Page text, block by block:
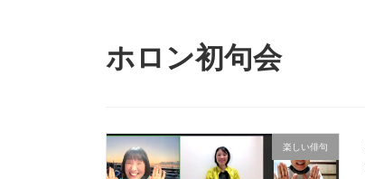
ホロン初句会
楽しい俳句